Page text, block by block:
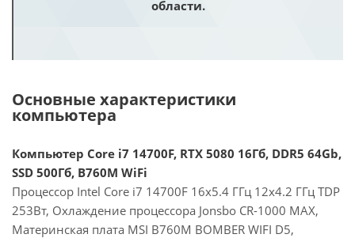
области.
Основные характеристики
компьютера
Компьютер Core i7 14700F, RTX 5080 16Гб, DDR5 64Gb,
SSD 500Гб, B760M WiFi
Процессор Intel Core i7 14700F 16x5.4 ГГц 12x4.2 ГГц TDP
253Вт, Охлаждение процессора Jonsbo CR-1000 MAX,
Материнская плата MSI B760M BOMBER WIFI D5,